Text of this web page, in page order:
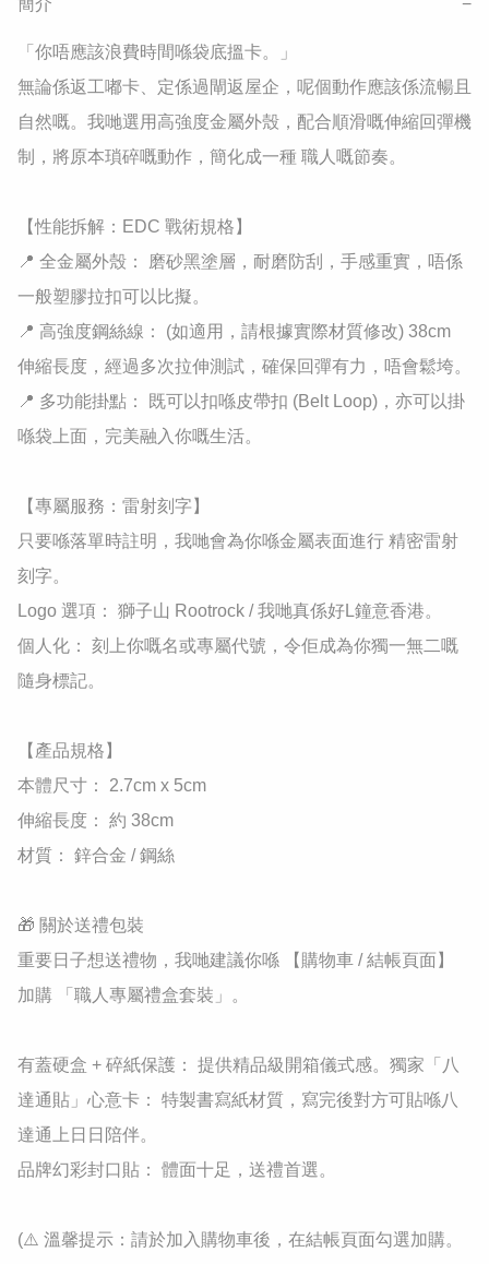
​「你唔應該浪費時間喺袋底搵卡。」
​無論係返工嘟卡、定係過閘返屋企，呢個動作應該係流暢且
自然嘅。我哋選用高強度金屬外殼，配合順滑嘅伸縮回彈機
制，將原本瑣碎嘅動作，簡化成一種 職人嘅節奏。
​【性能拆解：EDC 戰術規格】
​📍 全金屬外殼： 磨砂黑塗層，耐磨防刮，手感重實，唔係
一般塑膠拉扣可以比擬。
​📍 高強度鋼絲線： (如適用，請根據實際材質修改) 38cm
伸縮長度，經過多次拉伸測試，確保回彈有力，唔會鬆垮。
​📍 多功能掛點： 既可以扣喺皮帶扣 (Belt Loop)，亦可以掛
喺袋上面，完美融入你嘅生活。
​【專屬服務：雷射刻字】
​只要喺落單時註明，我哋會為你喺金屬表面進行 精密雷射
刻字。
​Logo 選項： 獅子山 Rootrock / 我哋真係好L鐘意香港。
​個人化： 刻上你嘅名或專屬代號，令佢成為你獨一無二嘅
隨身標記。
​【產品規格】
​本體尺寸： 2.7cm x 5cm
​伸縮長度： 約 38cm
​材質： 鋅合金 / 鋼絲
🎁 關於送禮包裝
重要日子想送禮物，我哋建議你喺 【購物車 / 結帳頁面】
加購 「職人專屬禮盒套裝」。
有蓋硬盒 + 碎紙保護： 提供精品級開箱儀式感。獨家「八
達通貼」心意卡： 特製書寫紙材質，寫完後對方可貼喺八
達通上日日陪伴。
品牌幻彩封口貼： 體面十足，送禮首選。
(⚠️ 溫馨提示：請於加入購物車後，在結帳頁面勾選加購。